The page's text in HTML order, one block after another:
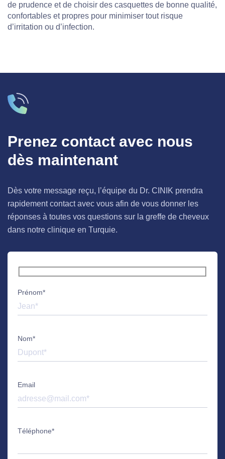
de prudence et de choisir des casquettes de bonne qualité,
confortables et propres pour minimiser tout risque
d’irritation ou d’infection.
Prenez contact avec nous
dès maintenant
Dès votre message reçu, l’équipe du Dr. CINIK prendra
rapidement contact avec vous afin de vous donner les
réponses à toutes vos questions sur la greffe de cheveux
dans notre clinique en Turquie.
Prénom*
Nom*
Email
Téléphone*